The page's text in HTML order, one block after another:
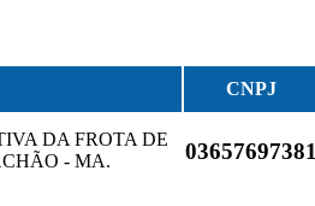
CNPJ
DA FROTA DE
- MA.
03657697381